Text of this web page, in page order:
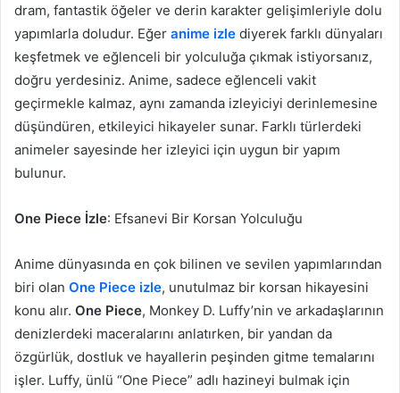
dram, fantastik öğeler ve derin karakter gelişimleriyle dolu
yapımlarla doludur. Eğer anime izle diyerek farklı dünyaları
keşfetmek ve eğlenceli bir yolculuğa çıkmak istiyorsanız,
doğru yerdesiniz. Anime, sadece eğlenceli vakit
geçirmekle kalmaz, aynı zamanda izleyiciyi derinlemesine
düşündüren, etkileyici hikayeler sunar. Farklı türlerdeki
animeler sayesinde her izleyici için uygun bir yapım
bulunur.
One Piece İzle: Efsanevi Bir Korsan Yolculuğu
Anime dünyasında en çok bilinen ve sevilen yapımlarından
biri olan One Piece izle, unutulmaz bir korsan hikayesini
konu alır. One Piece, Monkey D. Luffy’nin ve arkadaşlarının
denizlerdeki maceralarını anlatırken, bir yandan da
özgürlük, dostluk ve hayallerin peşinden gitme temalarını
işler. Luffy, ünlü “One Piece” adlı hazineyi bulmak için